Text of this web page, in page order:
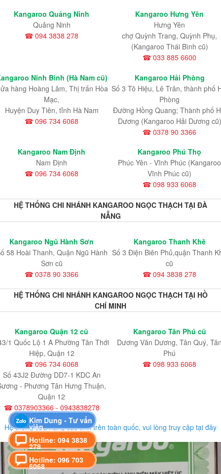
Kangaroo Quảng Ninh
Quảng Ninh
☎ 094 3838 278
Kangaroo Hưng Yên
Hưng Yên
chợ Quỳnh Trang, Quỳnh Phụ,
(Kangaroo Thái Bình cũ)
☎ 033 885 6600
Ninh Bình (Hà Nam cũ)
hàng Hoàng Lâm, Thị trấn Hòa
Mạc,
Huyện Duy Tiên, tỉnh Hà Nam
☎ 096 734 6068
Kangaroo Hải Phòng
Số 3 Tô Hiệu, Lê Trân, thành phố
Phòng
Đường Hồng Quang; Thành phố
Dương (Kangaroo Hải Dương cũ)
☎ 0378 90 3366
Kangaroo Nam Định
Nam Định
☎ 096 734 6068
Kangaroo Phú Thọ
Phúc Yên - Vĩnh Phúc (Kangaroo
Vĩnh Phúc cũ)
☎ 098 933 6068
HỆ THỐNG CHI NHÁNH KANGAROO NGỌC THẠCH TẠI ĐÀ
NẴNG
Kangaroo Ngũ Hành Sơn
58 Hoài Thanh, Quận Ngũ Hành
Sơn cũ
☎ 0378 90 3366
Kangaroo Thanh Khê
Số 3 Điện Biên Phủ,quận Thanh
cũ
☎ 094 3838 278
HỆ THỐNG CHI NHÁNH KANGAROO NGỌC THẠCH TẠI HỒ
CHÍ MINH
Kangaroo Quận 12 cũ
1 Quốc Lộ 1 A Phường Tân Thới
Hiệp, Quận 12
☎ 096 734 6068
Số 43J2 Đường DD7-1 KDC An
- Phương Tân Hưng Thuận,
Quận 12
☎ 0378903366 - 0943838278
Kangaroo Tân Phú cũ
Dương Văn Dương, Tân Quý,
Phú
☎ 098 933 6068
Hệ thống cửa hàng các tỉnh trên toàn quốc, vui lòng truy cập tại đây
Kim Dung - Tư vấn
viên
Hotline: 094 3838
278
Hotline: 096 703
6068